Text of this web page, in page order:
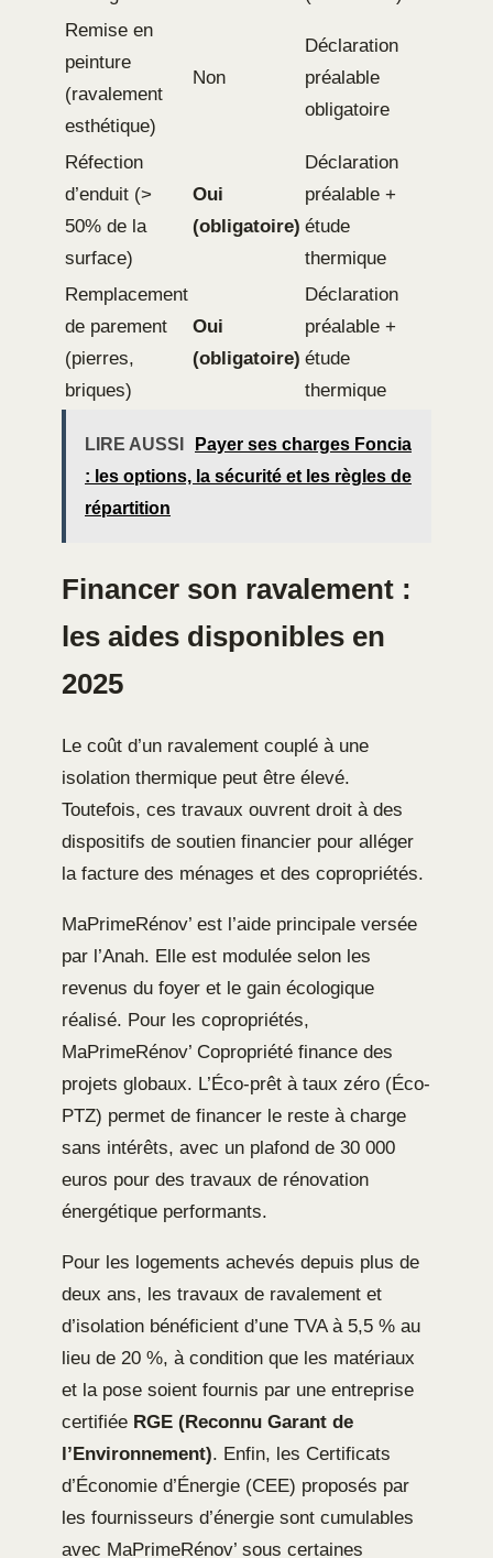
Remise en
peinture
(ravalement
esthétique)
Non
Déclaration
préalable
obligatoire
Réfection
d’enduit (>
50% de la
surface)
Oui
(obligatoire)
Déclaration
préalable +
étude
thermique
Remplacement
de parement
(pierres,
briques)
Oui
(obligatoire)
Déclaration
préalable +
étude
thermique
LIRE AUSSI
Payer ses charges Foncia
: les options, la sécurité et les règles de
répartition
Financer son ravalement :
les aides disponibles en
2025
Le coût d’un ravalement couplé à une
isolation thermique peut être élevé.
Toutefois, ces travaux ouvrent droit à des
dispositifs de soutien financier pour alléger
la facture des ménages et des copropriétés.
MaPrimeRénov’ est l’aide principale versée
par l’Anah. Elle est modulée selon les
revenus du foyer et le gain écologique
réalisé. Pour les copropriétés,
MaPrimeRénov’ Copropriété finance des
projets globaux. L’Éco-prêt à taux zéro (Éco-
PTZ) permet de financer le reste à charge
sans intérêts, avec un plafond de 30 000
euros pour des travaux de rénovation
énergétique performants.
Pour les logements achevés depuis plus de
deux ans, les travaux de ravalement et
d’isolation bénéficient d’une TVA à 5,5 % au
lieu de 20 %, à condition que les matériaux
et la pose soient fournis par une entreprise
certifiée RGE (Reconnu Garant de
l’Environnement). Enfin, les Certificats
d’Économie d’Énergie (CEE) proposés par
les fournisseurs d’énergie sont cumulables
avec MaPrimeRénov’ sous certaines